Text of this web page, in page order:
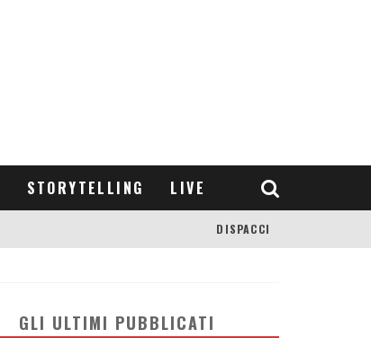
STORYTELLING LIVE
DISPACCI
GLI ULTIMI PUBBLICATI